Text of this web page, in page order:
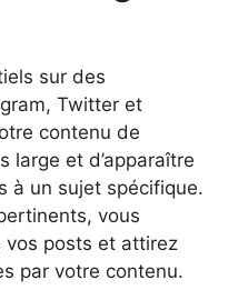
sur des
Twitter et
contenu de
large et d’apparaître
à un sujet spécifique.
vous
vos posts et attirez
par votre contenu.